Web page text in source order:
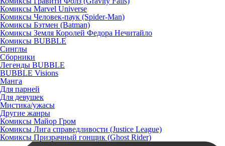
Комиксы Marvel Universe
Комиксы Человек-паук (Spider-Man)
Комиксы Бэтмен (Batman)
Комиксы Земля Королей Федора Нечитайло
Комиксы BUBBLE
Синглы
Сборники
Легенды BUBBLE
BUBBLE Visions
Манга
Для парней
Для девушек
Мистика/ужасы
Другие жанры
Комиксы Майор Гром
Комиксы Лига справедливости (Justice League)
Комиксы Призрачный гонщик (Ghost Rider)